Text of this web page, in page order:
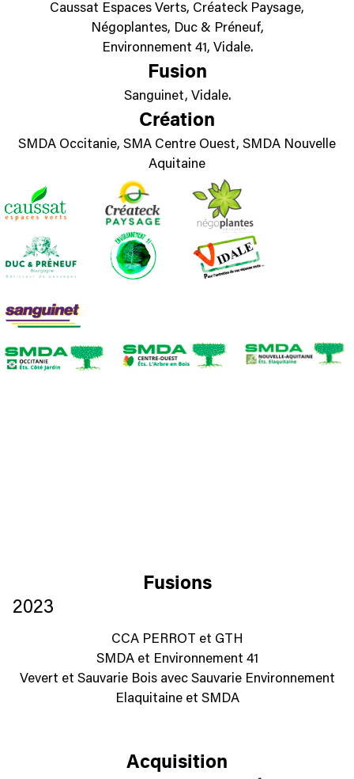
Caussat Espaces Verts, Créateck Paysage,
Négoplantes, Duc & Préneuf,
Environnement 41, Vidale.
Fusion
Sanguinet, Vidale.
Création
SMDA Occitanie, SMA Centre Ouest, SMDA Nouvelle
Aquitaine
Fusions
2023
CCA PERROT et GTH
SMDA et Environnement 41
Vevert et Sauvarie Bois avec Sauvarie Environnement
Elaquitaine et SMDA
Acquisition